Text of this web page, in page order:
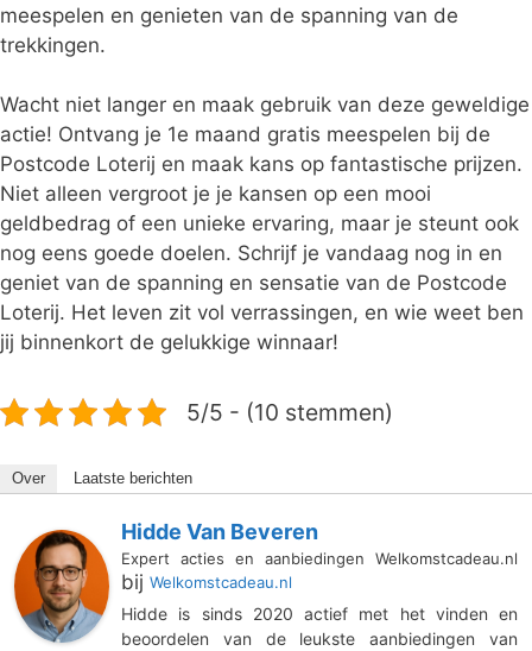
meespelen en genieten van de spanning van de
trekkingen.
Wacht niet langer en maak gebruik van deze geweldige
actie! Ontvang je 1e maand gratis meespelen bij de
Postcode Loterij en maak kans op fantastische prijzen.
Niet alleen vergroot je je kansen op een mooi
geldbedrag of een unieke ervaring, maar je steunt ook
nog eens goede doelen. Schrijf je vandaag nog in en
geniet van de spanning en sensatie van de Postcode
Loterij. Het leven zit vol verrassingen, en wie weet ben
jij binnenkort de gelukkige winnaar!
5/5 - (10 stemmen)
Over Laatste berichten
Hidde Van Beveren
Expert acties en aanbiedingen Welkomstcadeau.nl
bij Welkomstcadeau.nl
Hidde is sinds 2020 actief met het vinden en
beoordelen van de leukste aanbiedingen van